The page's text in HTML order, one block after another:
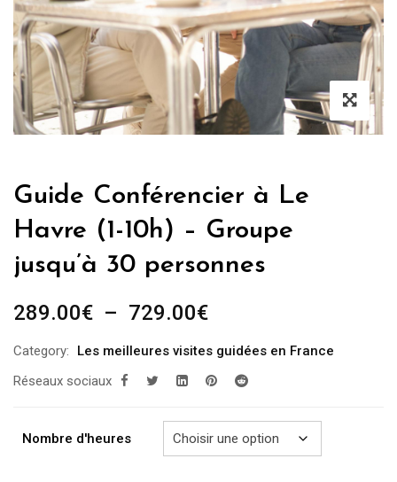
Guide Conférencier à Le
Havre (1-10h) – Groupe
jusqu’à 30 personnes
289.00€ – 729.00€Plage
prix :
289.00€
729.00€
Category:
Les meilleures visites guidées en France
Réseaux sociaux
Nombre d'heures